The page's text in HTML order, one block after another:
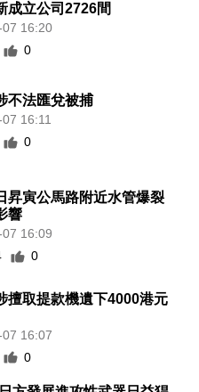
成立公司2726間
16:20
0
不法匯兌被捕
16:11
0
昇寅公馬路附近水管爆裂
響
16:09
0
擅取提款機遺下4000港元
16:07
0